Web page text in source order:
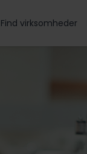
Find virksomheder